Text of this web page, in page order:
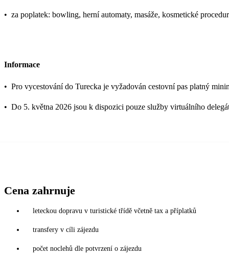
• za poplatek: bowling, herní automaty, masáže, kosmetické
Informace
• Pro vycestování do Turecka je vyžadován cestovní pas platný
• Do 5. května 2026 jsou k dispozici pouze služby virtuálního
Cena zahrnuje
leteckou dopravu v turistické třídě včetně tax a příplatků
transfery v cíli zájezdu
počet noclehů dle potvrzení o zájezdu